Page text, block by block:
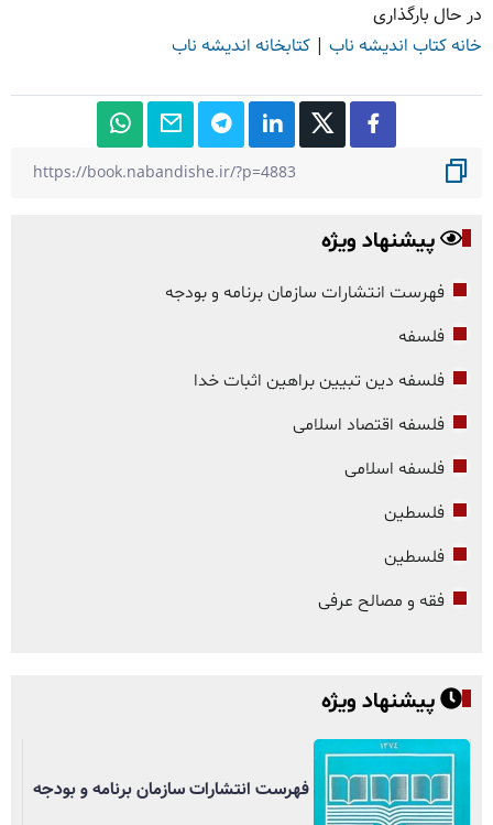
در حال بارگذاری
خانه کتاب اندیشه ناب | کتابخانه اندیشه ناب
پیشنهاد ویژه
فهرست انتشارات سازمان برنامه و بودجه
فلسفه
فلسفه دین تبیین براهین اثبات خدا
فلسفه اقتصاد اسلامی
فلسفه اسلامی
فلسطین
فلسطین
فقه و مصالح عرفی
پیشنهاد ویژه
فهرست انتشارات سازمان برنامه و بودجه